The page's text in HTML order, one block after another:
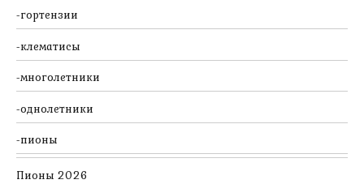
гортензии
клематисы
многолетники
однолетники
пионы
Пионы 2026